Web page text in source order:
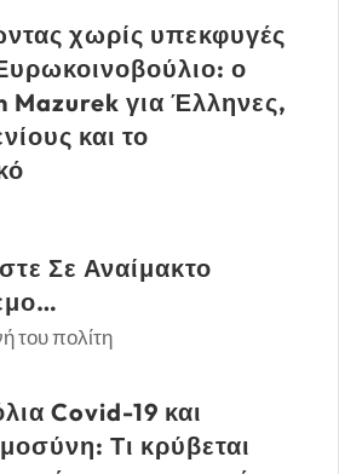
χωρίς υπεκφυγές
ο
Mazurek για Έλληνες,
και το
Σε Αναίμακτο
του πολίτη
Covid-19 και
Τι κρύβεται